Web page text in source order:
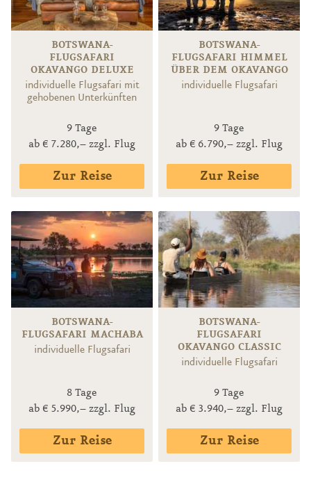
BOTSWANA-
FLUGSAFARI
OKAVANGO DELUXE
individuelle Flugsafari mit
gehobenen Unterkünften
9 Tage
ab € 7.280,– zzgl. Flug
Zur Reise
BOTSWANA-
FLUGSAFARI HIMMEL
ÜBER DEM OKAVANGO
individuelle Flugsafari
9 Tage
ab € 6.790,– zzgl. Flug
Zur Reise
BOTSWANA-
FLUGSAFARI MACHABA
individuelle Flugsafari
8 Tage
ab € 5.990,– zzgl. Flug
Zur Reise
BOTSWANA-
FLUGSAFARI
OKAVANGO CLASSIC
individuelle Flugsafari
9 Tage
ab € 3.940,– zzgl. Flug
Zur Reise